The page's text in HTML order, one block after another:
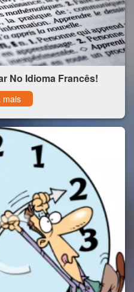
No Idioma Francês!
mais